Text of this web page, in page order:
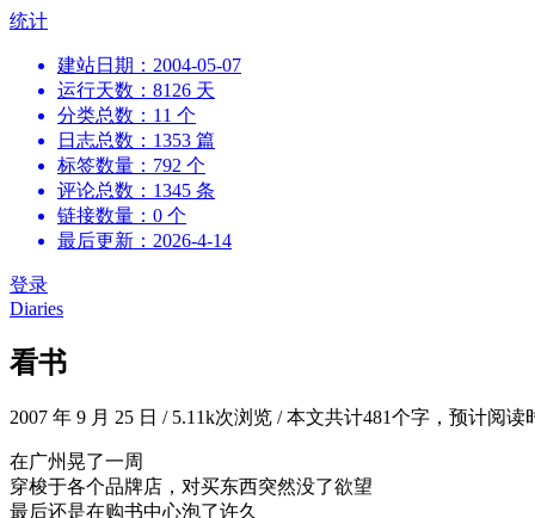
跳
统计
建站日期：2004-05-07
运行天数：8126 天
分类总数：11 个
日志总数：1353 篇
标签数量：792 个
评论总数：1345 条
链接数量：0 个
最后更新：2026-4-14
登录
Diaries
看书
2007 年 9 月 25 日 /5.11k次浏览 /本文共计481个字，预计阅读
在广州晃了一周
穿梭于各个品牌店，对买东西突然没了欲望
最后还是在购书中心泡了许久